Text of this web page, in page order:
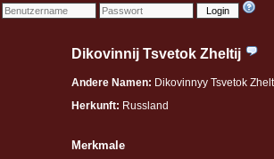
Login
Dikovinnij Tsvetok Zheltij
Andere Namen: Dikovinnyy Tsvetok
Herkunft: Russland
Merkmale